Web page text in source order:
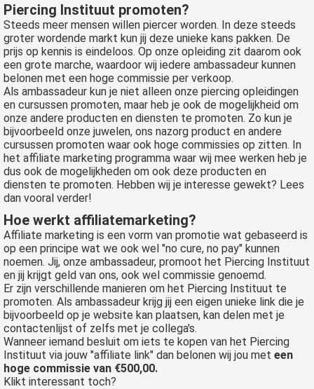
Piercing Instituut promoten?
Steeds meer mensen willen piercer worden. In deze steeds
groter wordende markt kun jij deze unieke kans pakken. De
prijs op kennis is eindeloos. Op onze opleiding zit daarom ook
een grote marche, waardoor wij iedere ambassadeur kunnen
belonen met een hoge commissie per verkoop.
Als ambassadeur kun je niet alleen onze piercing opleidingen
en cursussen promoten, maar heb je ook de mogelijkheid om
onze andere producten en diensten te promoten. Zo kun je
bijvoorbeeld onze juwelen, ons nazorg product en andere
cursussen promoten waar ook hoge commissies op zitten. In
het affiliate marketing programma waar wij mee werken heb je
dus ook de mogelijkheden om ook deze producten en
diensten te promoten. Hebben wij je interesse gewekt? Lees
dan vooral verder!
Hoe werkt affiliatemarketing?
Affiliate marketing is een vorm van promotie wat gebaseerd is
op een principe wat we ook wel "no cure, no pay" kunnen
noemen. Jij, onze ambassadeur, promoot het Piercing Instituut
en jij krijgt geld van ons, ook wel commissie genoemd.
Er zijn verschillende manieren om het Piercing Instituut te
promoten. Als ambassadeur krijg jij een eigen unieke link die je
bijvoorbeeld op je website kan plaatsen, kan delen met je
contactenlijst of zelfs met je collega's.
Wanneer iemand besluit om iets te kopen van het Piercing
Instituut via jouw "affiliate link" dan belonen wij jou met een
hoge commissie van €500,00.
Klikt interessant toch?